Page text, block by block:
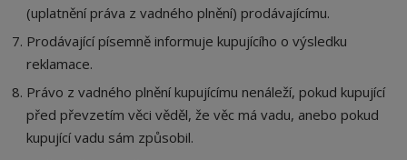
(uplatnění práva z vadného plnění) prodávajícímu.
Prodávající písemně informuje kupujícího o výsledku
reklamace.
Právo z vadného plnění kupujícímu nenáleží, pokud kupující
před převzetím věci věděl, že věc má vadu, anebo pokud
kupující vadu sám způsobil.